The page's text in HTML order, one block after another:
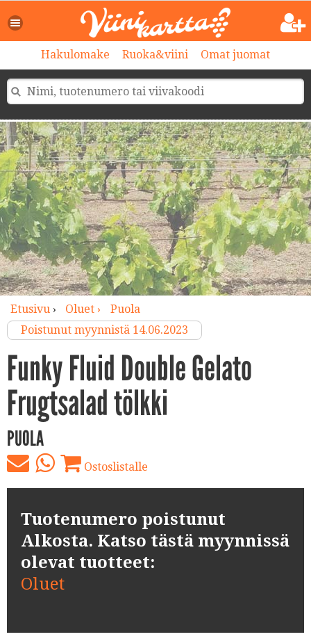
Hakulomake Ruoka&viini Omat juomat
Etusivu› Oluet ›
Puola
Poistunut myynnistä 14.06.2023
Funky Fluid Double Gelato
Frugtsalad tölkki
PUOLA
Ostoslistalle
Tuotenumero poistunut
Alkosta. Katso tästä myynnissä
olevat tuotteet:
Oluet